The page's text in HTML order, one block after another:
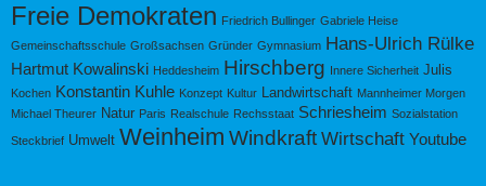
Freie Demokraten Friedrich Bullinger Gabriele Heise
Gemeinschaftsschule Großsachsen Gründer Gymnasium Hans-Ulrich Rülke
Hartmut Kowalinski Heddesheim Hirschberg Innere Sicherheit Julis
Kochen Konstantin Kuhle Konzept Kultur Landwirtschaft Mannheimer Morgen
Michael Theurer Natur Paris Realschule Rechsstaat Schriesheim Sozialstation
Steckbrief Umwelt Weinheim Windkraft Wirtschaft Youtube